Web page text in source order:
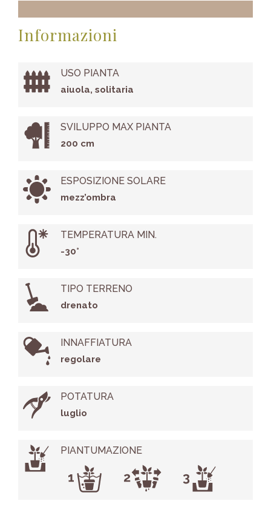
Informazioni
USO PIANTA
aiuola, solitaria
SVILUPPO MAX PIANTA
200 cm
ESPOSIZIONE SOLARE
mezz’ombra
TEMPERATURA MIN.
-30°
TIPO TERRENO
drenato
INNAFFIATURA
regolare
POTATURA
luglio
PIANTUMAZIONE